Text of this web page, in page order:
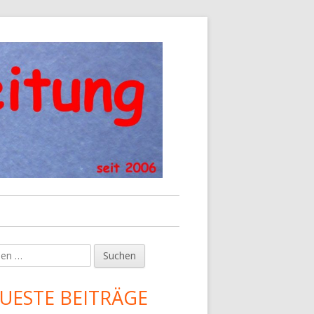
BEITRÄGE